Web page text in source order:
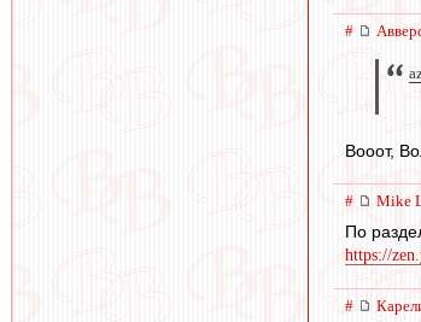
#
Вооот,
# Mike
По
https://
#